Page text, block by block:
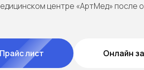
центре «АртМед» после
Прайс лист Онлайн